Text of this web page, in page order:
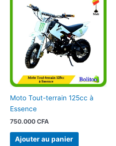
Moto Tout-terrain 125cc à
Essence
750.000 CFA
Ajouter au panier